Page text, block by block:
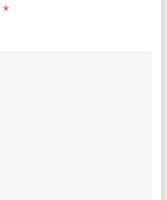
*